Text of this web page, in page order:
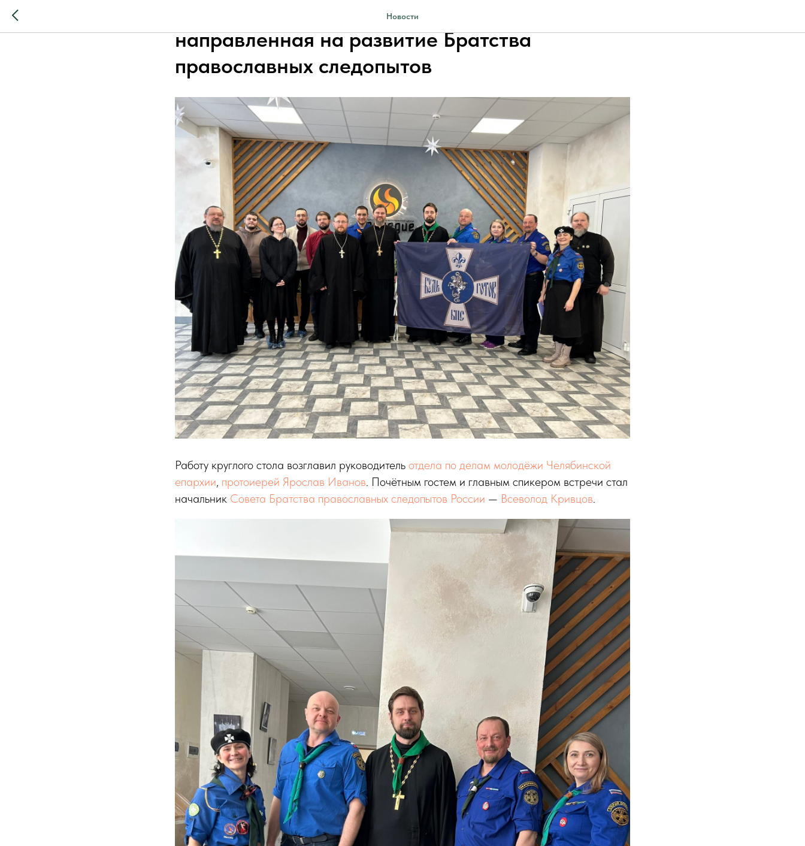
Новости
В Челябинске состоялась встреча,
направленная на развитие Братства
православных следопытов
Работу круглого стола возглавил руководитель отдела по делам молодёжи Челябинской
епархии, протоиерей Ярослав Иванов. Почётным гостем и главным спикером встречи стал
начальник Совета Братства православных следопытов России — Всеволод Кривцов.